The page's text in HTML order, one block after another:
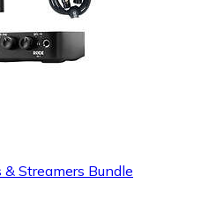
& Streamers Bundle